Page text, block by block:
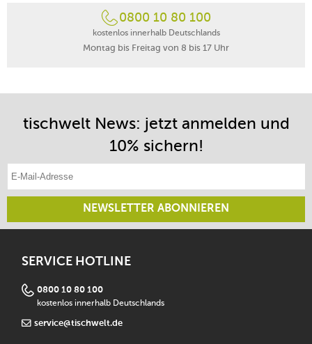
Lebensdauer: 20.000 Stunden
Netzteil wird nicht mitgeliefert
nur von Hand reinigen
0800 10 80 100
kostenlos innerhalb Deutschlands
Montag bis Freitag von 8 bis 17 Uhr
tischwelt News: jetzt anmelden und
10% sichern!
NEWSLETTER ABONNIEREN
SERVICE HOTLINE
0800 10 80 100
kostenlos innerhalb Deutschlands
service@tischwelt.de